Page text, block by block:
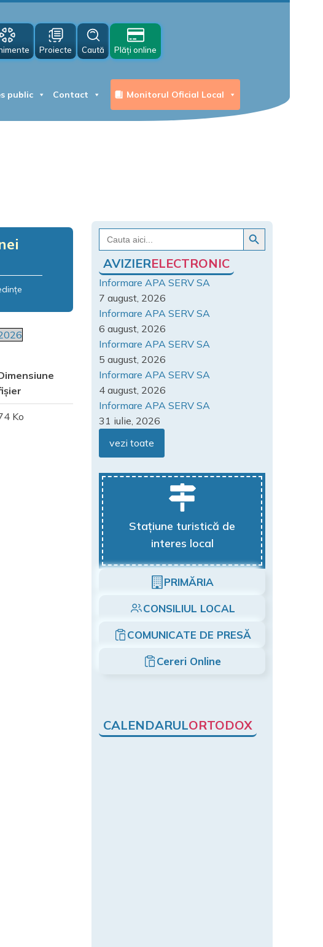
Proiecte Caută Plăți online
public Contact Monitorul Oficial Local
Ko
Search
for:
Search Button
AVIZIERELECTRONIC
Informare APA SERV SA
7 august, 2026
Informare APA SERV SA
6 august, 2026
Informare APA SERV SA
5 august, 2026
Informare APA SERV SA
4 august, 2026
Informare APA SERV SA
31 iulie, 2026
vezi toate
Stațiune turistică de
interes local
PRIMĂRIA
CONSILIUL LOCAL
COMUNICATE DE PRESĂ
Cereri Online
CALENDARULORTODOX